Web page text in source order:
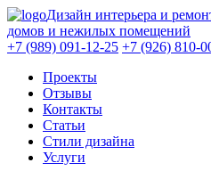
Дизайн интерьера и
домов и нежилых помещений
+7 (989) 091-12-25 +7 (926) 810-
Проекты
Отзывы
Контакты
Статьи
Стили дизайна
Услуги